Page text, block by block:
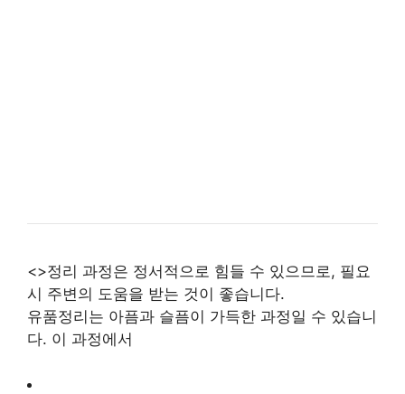
<>정리 과정은 정서적으로 힘들 수 있으므로, 필요
시 주변의 도움을 받는 것이 좋습니다.
유품정리는 아픔과 슬픔이 가득한 과정일 수 있습니
다. 이 과정에서